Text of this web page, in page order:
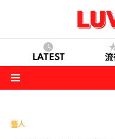
LATEST 流
藝人